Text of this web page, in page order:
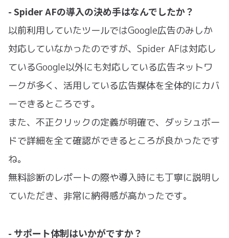
- Spider AFの導入の決め手はなんでしたか？
以前利用していたツールではGoogle広告のみしか
対応していなかったのですが、Spider AFは対応し
ているGoogle以外にも対応している広告ネットワ
ークが多く、活用している広告媒体を全体的にカバ
ーできるところです。
また、不正クリックの定義が明確で、ダッシュボー
ドで詳細を全て確認ができるところが良かったです
ね。
無料診断のレポートの際や導入時にも丁寧に説明し
ていただき、非常に納得感が高かったです。
- サポート体制はいかがですか？